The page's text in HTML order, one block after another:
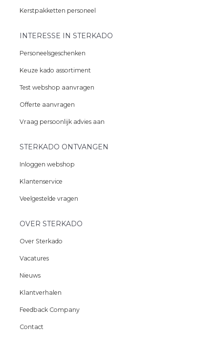
Kerstpakketten personeel
INTERESSE IN STERKADO
Personeelsgeschenken
Keuze kado assortiment
Test webshop aanvragen
Offerte aanvragen
Vraag persoonlijk advies aan
STERKADO ONTVANGEN
Inloggen webshop
Klantenservice
Veelgestelde vragen
OVER STERKADO
Over Sterkado
Vacatures
Nieuws
Klantverhalen
Feedback Company
Contact